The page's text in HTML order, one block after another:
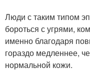
Люди с таким типом
бороться с угрями,
именно благодаря
гораздо медленнее,
нормальной кожи.